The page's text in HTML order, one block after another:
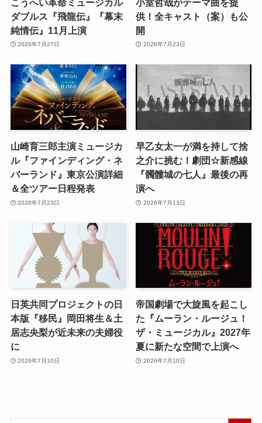
こうへい革命ミュージカル
ダブルス『飛龍伝』『幕末
純情伝』11月上演
2026年7月27日
小室哲哉がテーマ曲を提
供！全キャスト（案）も公
開
2026年7月23日
山崎育三郎主演ミュージカ
ル『ファインディング・ネ
バーランド』東京公演詳細
＆全ツアー日程発表
2026年7月23日
早乙女太一が満を持して捨
之介に挑む！劇団☆新感線
『髑髏城の七人』最後の再
演へ
2026年7月13日
日英共同プロジェクトの日
本版『移民』岡田将生＆土
居志央梨が近未来の夫婦役
に
2026年7月10日
帝国劇場で大旋風を起こし
た『ムーラン・ルージュ！
ザ・ミュージカル』2027年
夏に新たな空間で上演へ
2026年7月10日